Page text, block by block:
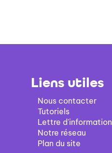
Liens utiles
Nous contacter
Tutoriels
Lettre d'information
Notre réseau
Plan du site